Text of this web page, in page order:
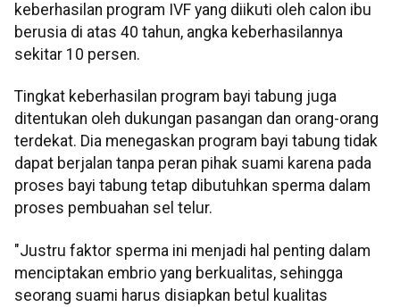
keberhasilan program IVF yang diikuti oleh calon ibu
berusia di atas 40 tahun, angka keberhasilannya
sekitar 10 persen.
Tingkat keberhasilan program bayi tabung juga
ditentukan oleh dukungan pasangan dan orang-orang
terdekat. Dia menegaskan program bayi tabung tidak
dapat berjalan tanpa peran pihak suami karena pada
proses bayi tabung tetap dibutuhkan sperma dalam
proses pembuahan sel telur.
"Justru faktor sperma ini menjadi hal penting dalam
menciptakan embrio yang berkualitas, sehingga
seorang suami harus disiapkan betul kualitas